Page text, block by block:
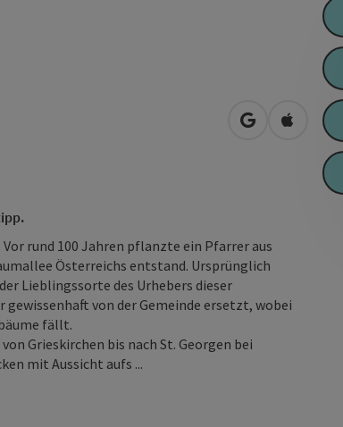
in Googlein Apple
rund 100 Jahren pflanzte ein Pfarrer aus
Österreichs entstand. Ursprünglich
Lieblingssorte des Urhebers dieser
von der Gemeinde ersetzt, wobei
fällt.
Grieskirchen bis nach St. Georgen bei
mit Aussicht aufs ...